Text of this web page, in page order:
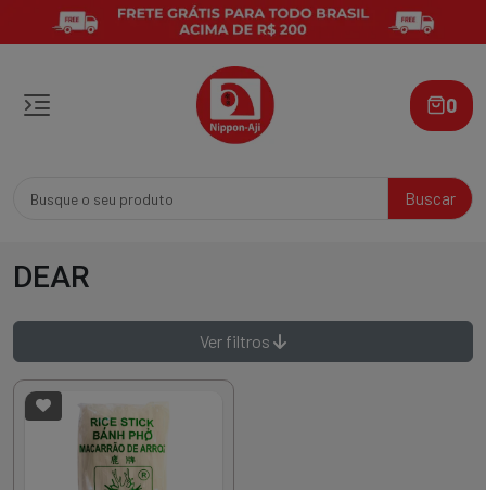
Buscar
0
DEAR
Ver filtros